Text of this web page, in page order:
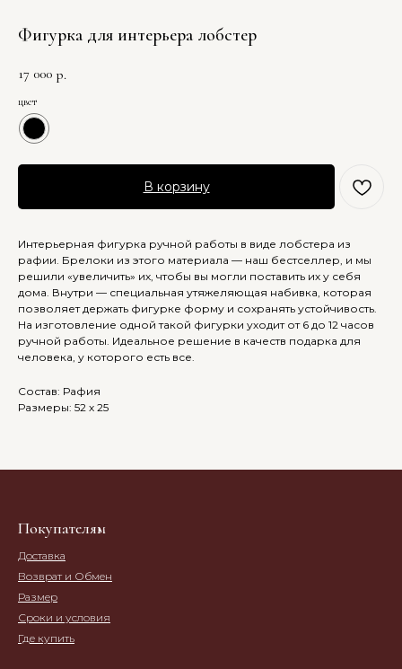
Фигурка для интерьера лобстер
17 000 р.
цвет
В корзину
Интерьерная фигурка ручной работы в виде лобстера из
рафии. Брелоки из этого материала — наш бестселлер, и мы
решили «увеличить» их, чтобы вы могли поставить их у себя
дома. Внутри — специальная утяжеляющая набивка, которая
позволяет держать фигурке форму и сохранять устойчивость.
На изготовление одной такой фигурки уходит от 6 до 12 часов
ручной работы. Идеальное решение в качеств подарка для
человека, у которого есть все.
Состав: Рафия
Размеры: 52 х 25
Покупателям
Где купить
Доставка
Возврат и Обмен
Размер
Сроки и условия